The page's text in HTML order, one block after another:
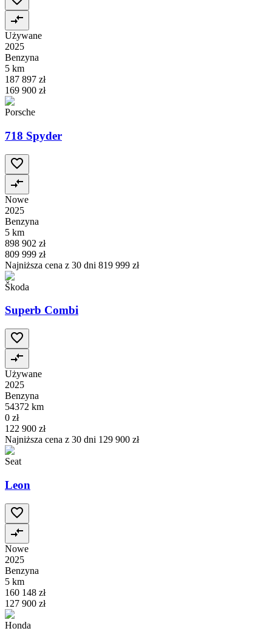
Używane
2025
Benzyna
5 km
187 897 zł
169 900 zł
Porsche
718 Spyder
Nowe
2025
Benzyna
5 km
898 902 zł
809 999 zł
Najniższa cena z 30 dni 819 999 zł
Škoda
Superb Combi
Używane
2025
Benzyna
54372 km
0 zł
122 900 zł
Najniższa cena z 30 dni 129 900 zł
Seat
Leon
Nowe
2025
Benzyna
5 km
160 148 zł
127 900 zł
Honda